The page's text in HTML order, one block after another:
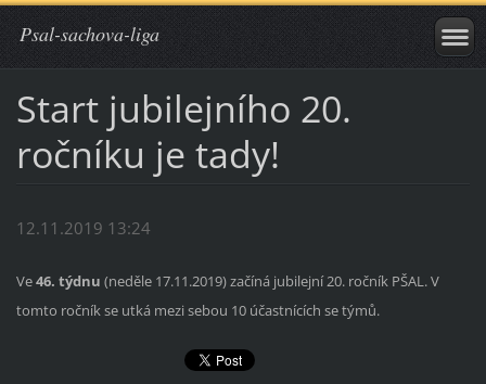
Psal-sachova-liga
Start jubilejního 20.
ročníku je tady!
12.11.2019 13:24
Ve46. týdnu (neděle 17.11.2019) začíná jubilejní 20. ročník PŠAL. V
tomto ročník se utká mezi sebou 10 účastnících se týmů.